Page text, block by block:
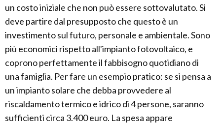
un costo iniziale che non può essere sottovalutato. Si
deve partire dal presupposto che questo è un
investimento sul futuro, personale e ambientale. Sono
più economici rispetto all'impianto fotovoltaico, e
coprono perfettamente il fabbisogno quotidiano di
una famiglia. Per fare un esempio pratico: se si pensa a
un impianto solare che debba provvedere al
riscaldamento termico e idrico di 4 persone, saranno
sufficienti circa 3.400 euro. La spesa appare